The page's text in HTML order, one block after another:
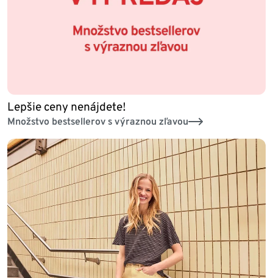
Lepšie ceny nenájdete!
Množstvo bestsellerov s výraznou zľavou